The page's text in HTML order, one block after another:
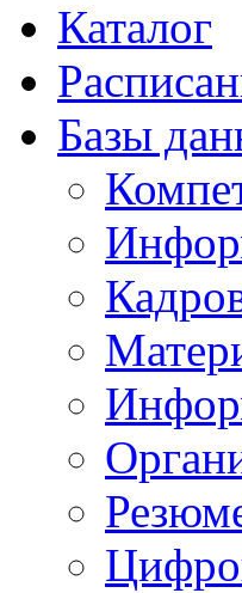
Каталог
Базы